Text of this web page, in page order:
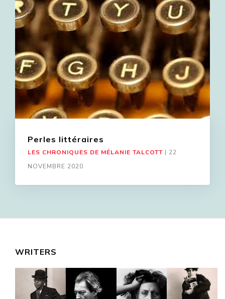
Perles littéraires
LES CHRONIQUES DE MÉLANIE TALCOTT | 22
NOVEMBRE 2020
WRITERS